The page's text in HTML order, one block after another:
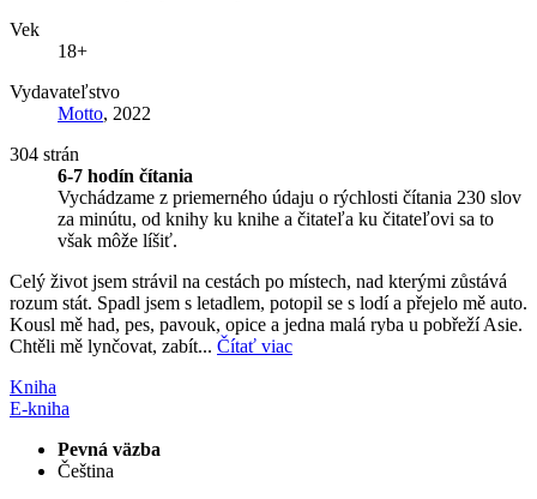
Vek
18+
Vydavateľstvo
Motto, 2022
304 strán
6-7 hodín čítania
Vychádzame z priemerného údaju o rýchlosti čítania 230 slov
za minútu, od knihy ku knihe a čitateľa ku čitateľovi sa to
však môže líšiť.
Celý život jsem strávil na cestách po místech, nad kterými zůstává
rozum stát. Spadl jsem s letadlem, potopil se s lodí a přejelo mě auto.
Kousl mě had, pes, pavouk, opice a jedna malá ryba u pobřeží Asie.
Chtěli mě lynčovat, zabít... Čítať viac
Kniha
E-kniha
Pevná väzba
Čeština